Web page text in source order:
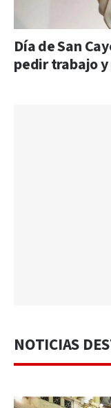
Día de San
pedir trabajo
NOTICIAS